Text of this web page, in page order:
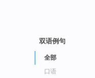
双语例句
全部
口语